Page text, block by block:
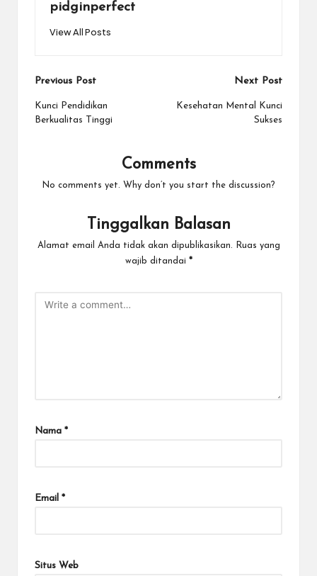
pidginperfect
View All Posts
Post
navigation
Previous Post
Kunci Pendidikan
Berkualitas Tinggi
Next Post
Kesehatan Mental Kunci
Sukses
Comments
No comments yet. Why don’t you start the discussion?
Tinggalkan Balasan
Alamat email Anda tidak akan dipublikasikan.
Ruas yang
wajib ditandai *
Nama *
Email *
Situs Web